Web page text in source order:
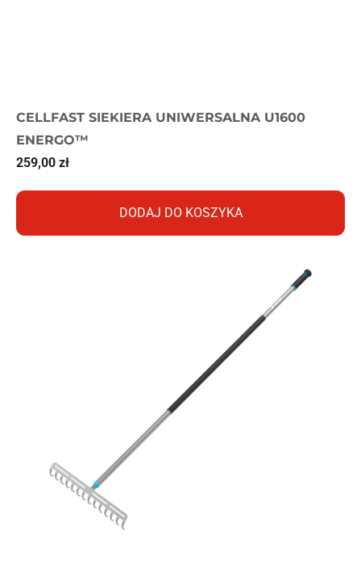
CELLFAST SIEKIERA UNIWERSALNA U1600
ENERGO™
259,00 zł
DODAJ DO KOSZYKA